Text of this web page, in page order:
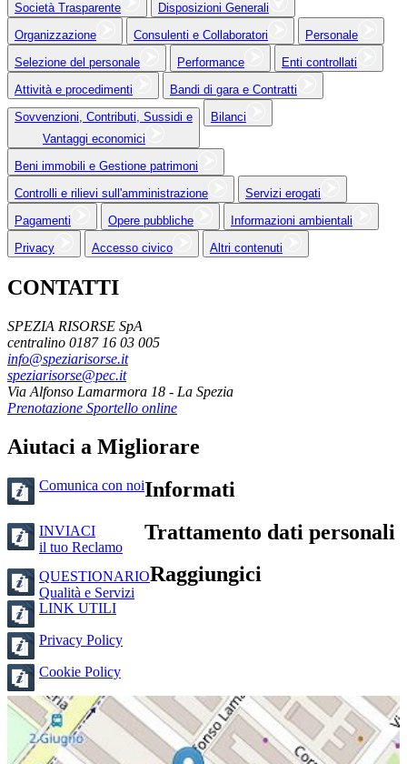
Società Trasparente
Disposizioni Generali
Organizzazione
Consulenti e Collaboratori
Personale
Selezione del personale
Performance
Enti controllati
Attività e procedimenti
Bandi di gara e Contratti
Sovvenzioni, Contributi, Sussidi e
Vantaggi economici
Bilanci
Beni immobili e Gestione patrimoni
Controlli e rilievi sull'amministrazione
Servizi erogati
Pagamenti
Opere pubbliche
Informazioni ambientali
Privacy
Accesso civico Altri contenuti
CONTATTI
SPEZIA RISORSE SpA
centralino 0187 16 03 005
info@speziarisorse.it
speziarisorse@pec.it
Via Alfonso Lamarmora 18 - La Spezia
Prenotazione Sportello online
Aiutaci a Migliorare
Comunica con noi
INVIACI
il tuo Reclamo
QUESTIONARIO
Qualità e Servizi
Informati
LINK UTILI
Trattamento dati personali
Privacy Policy
Cookie Policy
Raggiungici